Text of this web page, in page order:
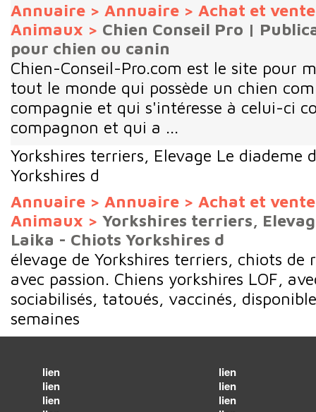
Annuaire > Annuaire > Achat et
Animaux > Chien Conseil Pro |
pour chien ou canin
Chien-Conseil-Pro.com est le site pour
tout le monde qui possède un chien
compagnie et qui s'intéresse à celui-ci
compagnon et qui a ...
Yorkshires terriers, Elevage Le diademe
Yorkshires d
Annuaire > Annuaire > Achat et
Animaux > Yorkshires terriers,
Laika - Chiots Yorkshires d
élevage de Yorkshires terriers, chiots de
avec passion. Chiens yorkshires LOF,
sociabilisés, tatoués, vaccinés,
semaines
lien
lien
lien
lien
lien
lien